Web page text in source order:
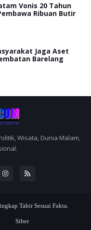
Vonis 20 Tahun
Ribuan Butir
Jaga Aset
Barelang
Wisata, Dunia Malam,
Tabir Sesuai Fakta.
Siber